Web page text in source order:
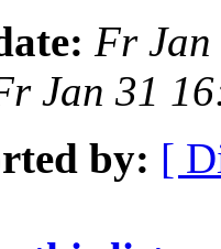
Fr Jan
Jan 31
by: [